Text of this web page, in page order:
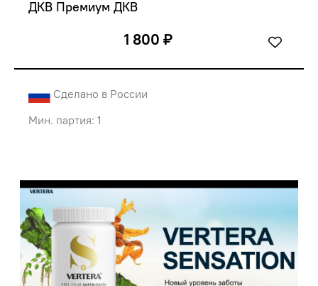
ДКВ Премиум ДКВ
1 800 ₽
Сделано в России
Мин. партия: 1